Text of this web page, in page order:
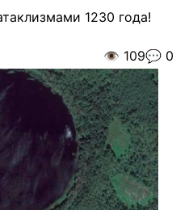
1230 года!
👁️ 109💬 0